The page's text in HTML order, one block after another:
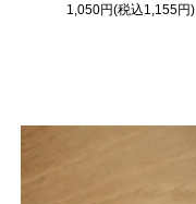
1,050円(税込1,155円)